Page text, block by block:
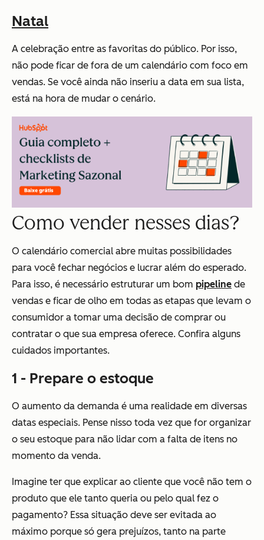
Natal
A celebração entre as favoritas do público. Por isso,
não pode ficar de fora de um calendário com foco em
vendas. Se você ainda não inseriu a data em sua lista,
está na hora de mudar o cenário.
Como vender nesses dias?
O calendário comercial abre muitas possibilidades
para você fechar negócios e lucrar além do esperado.
Para isso, é necessário estruturar um bom pipeline de
vendas e ficar de olho em todas as etapas que levam o
consumidor a tomar uma decisão de comprar ou
contratar o que sua empresa oferece. Confira alguns
cuidados importantes.
1 - Prepare o estoque
O aumento da demanda é uma realidade em diversas
datas especiais. Pense nisso toda vez que for organizar
o seu estoque para não lidar com a falta de itens no
momento da venda.
Imagine ter que explicar ao cliente que você não tem o
produto que ele tanto queria ou pelo qual fez o
pagamento? Essa situação deve ser evitada ao
máximo porque só gera prejuízos, tanto na parte